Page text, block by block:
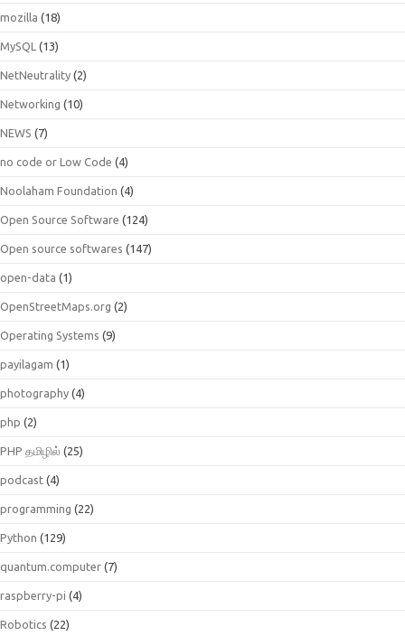
mozilla (18)
MySQL (13)
NetNeutrality (2)
Networking (10)
NEWS (7)
no code or Low Code (4)
Noolaham Foundation (4)
Open Source Software (124)
Open source softwares (147)
open-data (1)
OpenStreetMaps.org (2)
Operating Systems (9)
payilagam (1)
photography (4)
php (2)
PHP தமிழில் (25)
podcast (4)
programming (22)
Python (129)
quantum.computer (7)
raspberry-pi (4)
Robotics (22)